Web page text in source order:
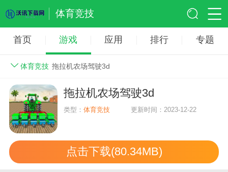
体育竞技
首页 游戏 应用 排行 专题
体育竞技 拖拉机农场驾驶3d
拖拉机农场驾驶3d
类型：体育竞技 更新时间：2023-12-22
点击下载(80.34MB)